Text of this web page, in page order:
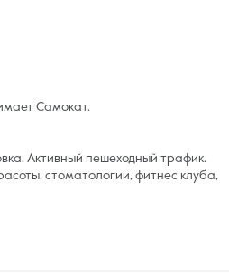
Самокат.
Активный пешеходный трафик.
стоматологии, фитнес клуба,